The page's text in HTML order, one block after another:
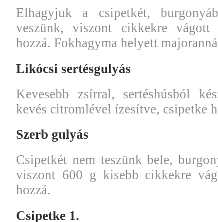
Elhagyjuk a csipetkét,
veszünk, viszont cikkekre vágott
hozzá. Fokhagyma helyett
Likócsi sertésgulyás
Kevesebb zsírral, sertéshúsból
kevés citromlével ízesítve, csipetke
Szerb gulyás
Csipetkét nem teszünk bele,
viszont 600 g kisebb cikkekre
hozzá.
Csipetke 1.